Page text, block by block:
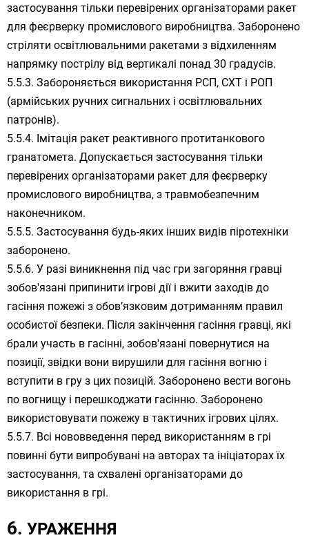
застосування тільки перевірених організаторами ракет
для феєрверку промислового виробництва. Заборонено
стріляти освітлювальними ракетами з відхиленням
напрямку пострілу від вертикалі понад 30 градусів.
Забороняється використання РСП, СХТ і РОП
(армійських ручних сигнальних і освітлювальних
патронів).
Імітація ракет реактивного протитанкового
гранатомета. Допускається застосування тільки
перевірених організаторами ракет для феєрверку
промислового виробництва, з травмобезпечним
наконечником.
Застосування будь-яких інших видів піротехніки
заборонено.
У разі виникнення під час гри загоряння гравці
зобов'язані припинити ігрові дії і вжити заходів до
гасіння пожежі з обов’язковим дотриманням правил
особистої безпеки. Після закінчення гасіння гравці, які
брали участь в гасінні, зобов'язані повернутися на
позиції, звідки вони вирушили для гасіння вогню і
вступити в гру з цих позицій. Заборонено вести вогонь
по вогнищу і перешкоджати гасінню. Заборонено
використовувати пожежу в тактичних ігрових цілях.
Всі нововведення перед використанням в грі
повинні бути випробувані на авторах та ініціаторах їх
застосування, та схвалені організаторами до
використання в грі.
УРАЖЕННЯ